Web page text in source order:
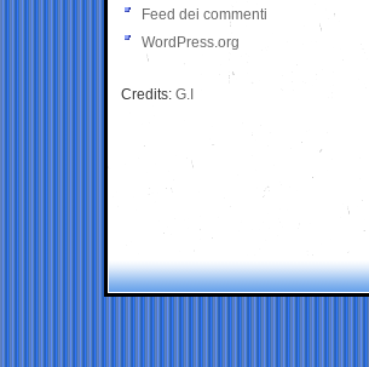
Feed dei commenti
WordPress.org
Credits: G.I